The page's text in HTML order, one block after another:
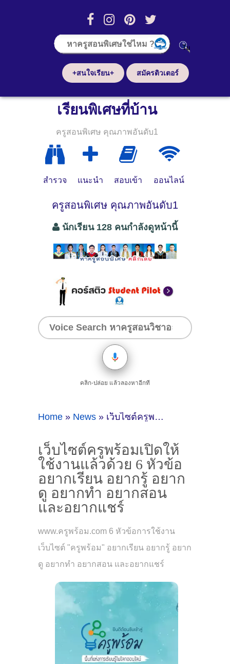
+สนใจเรียน+ สมัครติวเตอร์
เรียนพิเศษที่บ้าน
ครูสอนพิเศษ คุณภาพอันดับ1
สำรวจ แนะนำ สอบเข้า ออนไลน์
ครูสอนพิเศษ คุณภาพอันดับ1
นักเรียน 128 คนกำลังดูหน้านี้
คลิก-ปล่อย แล้วลองหาอีกที
Home » News » เว็บไซต์ครูพร้อมเปิดให้ใช้งานแล้วด้วย 6 หัวข้อ อยากเรียน อยากรู้ อยากดู อยากทำ อยากสอน และอยากแชร์
เว็บไซต์ครูพร้อมเปิดให้
ใช้งานแล้วด้วย 6 หัวข้อ
อยากเรียน อยากรู้ อยาก
ดู อยากทำ อยากสอน
และอยากแชร์
www.ครูพร้อม.com 6 หัวข้อการใช้งาน
เว็บไซต์ "ครูพร้อม" อยากเรียน อยากรู้ อยาก
ดู อยากทำ อยากสอน และอยากแชร์